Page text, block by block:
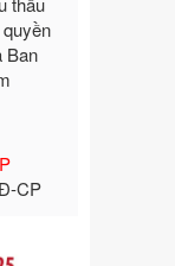
CP
một
lý